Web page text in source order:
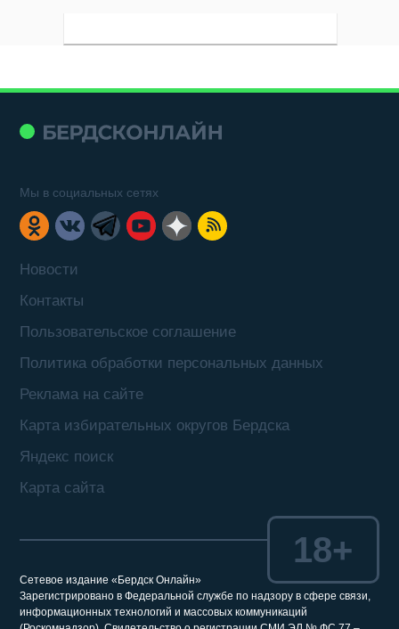
Новости
Контакты
Пользовательское соглашение
Политика обработки персональных данных
Реклама на сайте
Карта избирательных округов Бердска
Яндекс поиск
Карта сайта
Мы в социальных сетях
Сетевое издание «Бердск Онлайн»
Зарегистрировано в Федеральной службе по надзору в сфере связи,
информационных технологий и массовых коммуникаций
18+